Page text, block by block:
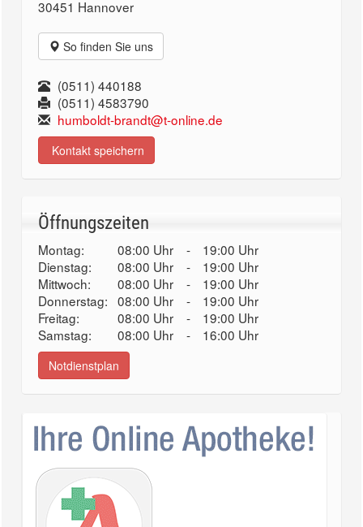
30451 Hannover
So finden Sie uns
(0511) 440188
(0511) 4583790
humboldt-brandt@t-online.de
Kontakt speichern
Öffnungszeiten
Montag: 08:00 Uhr -
19:00 Uhr
Dienstag:
08:00 Uhr -
19:00 Uhr
Mittwoch:
08:00 Uhr -
19:00 Uhr
Donnerstag: 08:00 Uhr -
19:00 Uhr
Freitag:
08:00 Uhr -
19:00 Uhr
Samstag:
08:00 Uhr - 16:00 Uhr
Notdienstplan